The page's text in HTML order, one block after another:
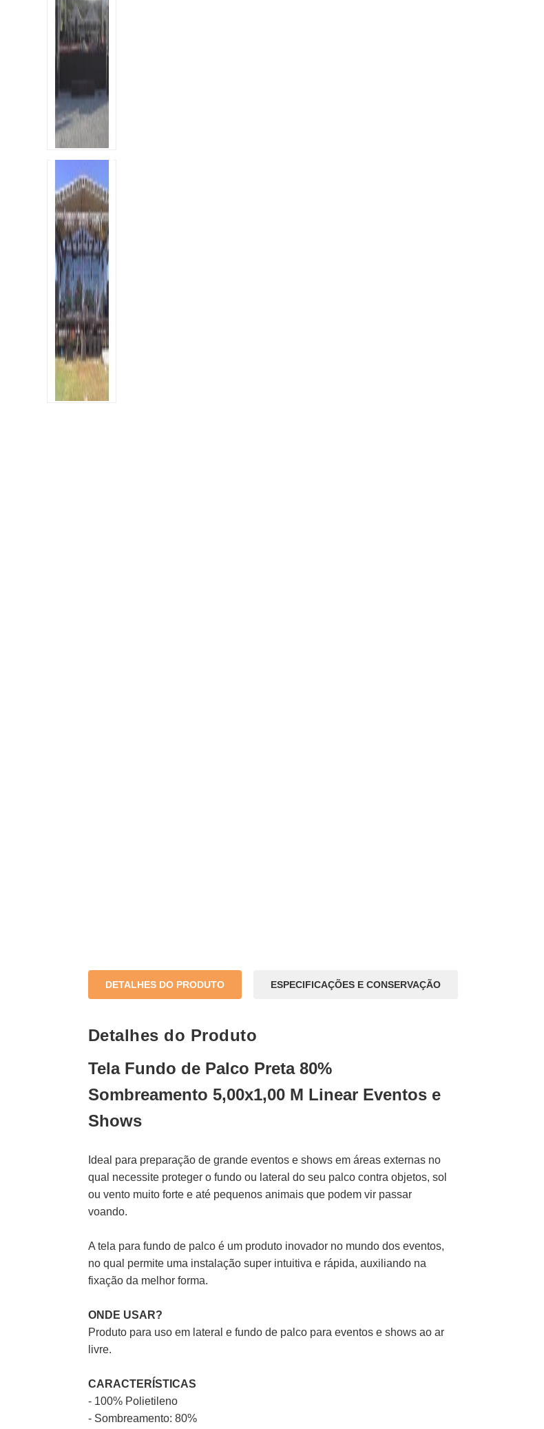
DETALHES DO PRODUTO
Detalhes do Produto
Tela Fundo de Palco Preta 80%
Sombreamento 5,00x1,00 M Linear Eventos e
Shows
Ideal para preparação de grande eventos e shows em áreas externas no
qual necessite proteger o fundo ou lateral do seu palco contra objetos, sol
ou vento muito forte e até pequenos animais que podem vir passar
voando.
A tela para fundo de palco é um produto inovador no mundo dos eventos,
no qual permite uma instalação super intuitiva e rápida, auxiliando na
fixação da melhor forma.
ONDE USAR?
Produto para uso em lateral e fundo de palco para eventos e shows ao ar
livre.
CARACTERÍSTICAS
- 100% Polietileno
- Sombreamento: 80%
ESPECIFICAÇÕES E CONSERVAÇÃO